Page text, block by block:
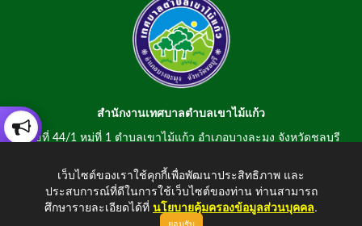
สำนักงานเทศบาลตำบลเขาไม้แก้ว
เลขที่ 44/1 หมู่ที่ 1 ตำบลเขาไม้แก้ว อำเภอบางละมุง จังหวัดชลบุรี
สอบถามข้อมูลโทรศัพท์/โทรสาร 0-3807-2634-5
E-mail : saraban@khaomaikaew.go.th
เว็บไซต์ของเราใช้คุกกี้เพื่อพัฒนาประสิทธิภาพ และ
ประสบการณ์ที่ดีในการใช้เว็บไซต์ของท่าน ท่านสามารถ
ศึกษารายละเอียดได้ที่ นโยบายคุ้มครองข้อมูลส่วนบุคคล.